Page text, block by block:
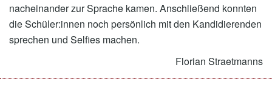
nacheinander zur Sprache kamen. Anschließend konnten
die Schüler:innen noch persönlich mit den Kandidierenden
sprechen und Selfies machen.
Florian Straetmanns